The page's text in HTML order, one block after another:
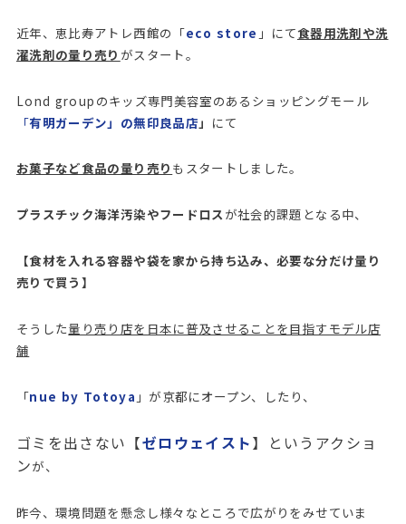
近年、恵比寿アトレ西館の「eco store 」にて食器用洗剤や洗
濯洗剤の量り売り がスタート。
Lond groupのキッズ専門美容室のあるショッピングモール
「有明ガーデン」の無印良品店 」 にて
お菓子など食品の量り売り もスタートしました。
プラスチック海洋汚染やフードロスが社会的課題となる中、
【食材を入れる容器や袋を家から持ち込み、必要な分だけ量り
売りで買う】
そうした量り売り店を日本に普及させることを目指すモデル店
舗
「nue by Totoya 」が京都にオープン、したり、
ゴミを出さない【ゼロウェイスト】というアクショ
ンが、
昨今、環境問題を懸念し様々なところで広がりをみせていま